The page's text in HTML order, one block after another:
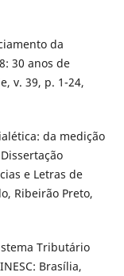
da
30 anos de
v. 39, p. 1-24,
da medição
e Letras de
Ribeirão Preto,
Tributário
Brasília,